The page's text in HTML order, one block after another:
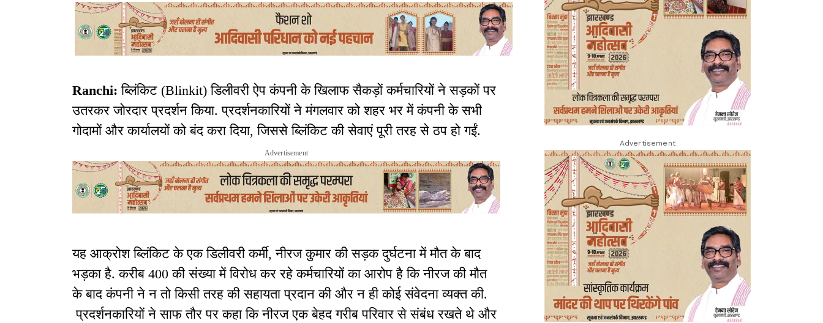
Ranchi:ब्लिंकिट (Blinkit) डिलीवरी ऐप कंपनी के खिलाफ सैकड़ों कर्मचारियों ने सड़कों पर
उतरकर जोरदार प्रदर्शन किया. प्रदर्शनकारियों ने मंगलवार को शहर भर में कंपनी के सभी
गोदामों और कार्यालयों को बंद करा दिया, जिससे ब्लिंकिट की सेवाएं पूरी तरह से ठप हो गईं.
Advertisement
यह आक्रोश ब्लिंकिट के एक डिलीवरी कर्मी, नीरज कुमार की सड़क दुर्घटना में मौत के बाद
भड़का है. करीब 400 की संख्या में विरोध कर रहे कर्मचारियों का आरोप है कि नीरज की मौत
के बाद कंपनी ने न तो किसी तरह की सहायता प्रदान की और न ही कोई संवेदना व्यक्त की.
प्रदर्शनकारियों ने साफ तौर पर कहा कि नीरज एक बेहद गरीब परिवार से संबंध रखते थे और
Advertisement